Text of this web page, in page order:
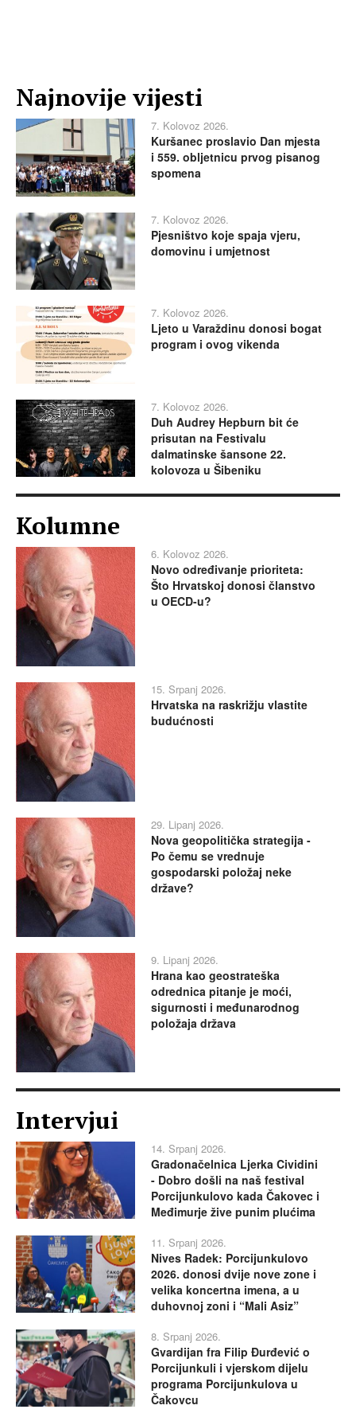
Najnovije vijesti
7. Kolovoz 2026.
Kuršanec proslavio Dan mjesta
i 559. obljetnicu prvog pisanog
spomena
7. Kolovoz 2026.
Pjesništvo koje spaja vjeru,
domovinu i umjetnost
7. Kolovoz 2026.
Ljeto u Varaždinu donosi bogat
program i ovog vikenda
7. Kolovoz 2026.
Duh Audrey Hepburn bit će
prisutan na Festivalu
dalmatinske šansone 22.
kolovoza u Šibeniku
Kolumne
6. Kolovoz 2026.
Novo određivanje prioriteta:
Što Hrvatskoj donosi članstvo
u OECD-u?
15. Srpanj 2026.
Hrvatska na raskrižju vlastite
budućnosti
29. Lipanj 2026.
Nova geopolitička strategija -
Po čemu se vrednuje
gospodarski položaj neke
države?
9. Lipanj 2026.
Hrana kao geostrateška
odrednica pitanje je moći,
sigurnosti i međunarodnog
položaja država
Intervjui
14. Srpanj 2026.
Gradonačelnica Ljerka Cividini
- Dobro došli na naš festival
Porcijunkulovo kada Čakovec i
Međimurje žive punim plućima
11. Srpanj 2026.
Nives Radek: Porcijunkulovo
2026. donosi dvije nove zone i
velika koncertna imena, a u
duhovnoj zoni i “Mali Asiz”
8. Srpanj 2026.
Gvardijan fra Filip Đurđević o
Porcijunkuli i vjerskom dijelu
programa Porcijunkulova u
Čakovcu